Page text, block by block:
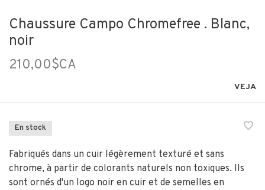
Chaussure Campo Chromefree . Blanc,
noir
210,00$CA
VEJA
En stock
Fabriqués dans un cuir légèrement texturé et sans
chrome, à partir de colorants naturels non toxiques. Ils
sont ornés d'un logo noir en cuir et de semelles en